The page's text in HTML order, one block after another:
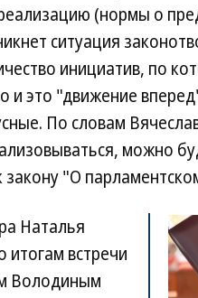
(нормы о
ситуация
инициатив, по
и это "движение
По словам
можно
"О
Наталья
встречи
Володиным